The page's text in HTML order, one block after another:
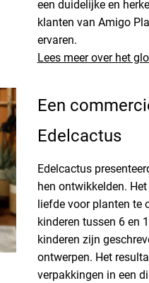
een duidelijke en
klanten van Amigo
ervaren.
Lees meer over het
Een
Edelcactus
Edelcactus
hen ontwikkelden.
liefde voor planten te
kinderen tussen 6 en
kinderen zijn
ontwerpen. Het
verpakkingen in een